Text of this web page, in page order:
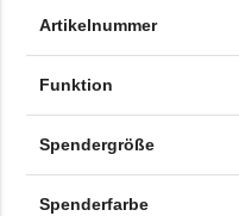
Artikelnummer
Funktion
Spendergröße
Spenderfarbe